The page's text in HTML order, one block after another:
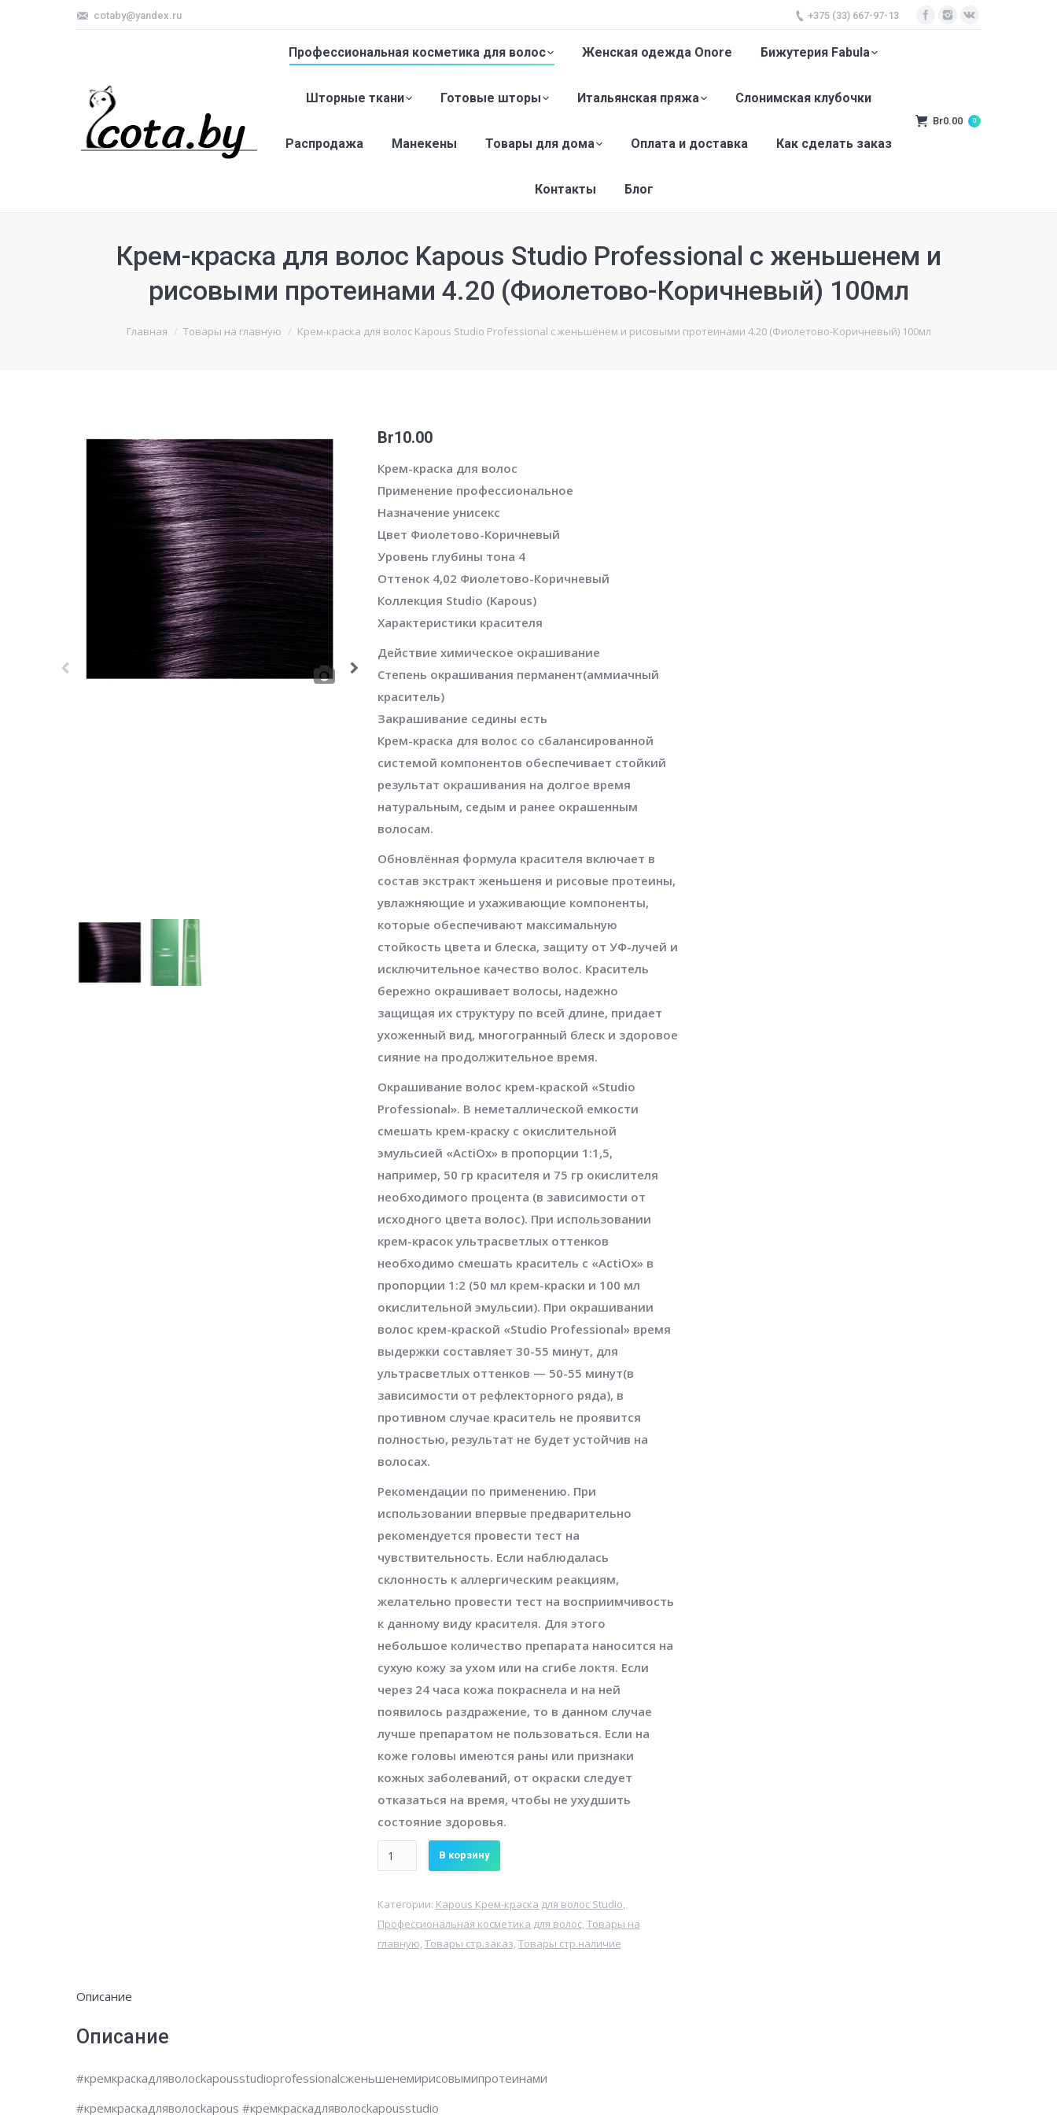
cotaby@yandex.ru +375 (33) 667-97-13
Профессиональная косметика для волос Женская одежда Onore Бижутерия Fabula
Шторные ткани Готовые шторы Итальянская пряжа Слонимская клубочки
Распродажа Манекены Товары для дома Оплата и доставка Как сделать заказ
Контакты Блог
Br0.00 0
Крем-краска для волос Kapous Studio Professional с женьшенем и
рисовыми протеинами 4.20 (Фиолетово-Коричневый) 100мл
Главная Товары на главную Крем-краска для волос Kapous Studio Professional с женьшенем и рисовыми протеинами 4.20 (Фиолетово-Коричневый) 100мл
Br10.00
Крем-краска для волос
Применение профессиональное
Назначение унисекс
Цвет Фиолетово-Коричневый
Уровень глубины тона 4
Оттенок 4,02 Фиолетово-Коричневый
Коллекция Studio (Kapous)
Характеристики красителя
Действие химическое окрашивание
Степень окрашивания перманент(аммиачный
краситель)
Закрашивание седины есть
Крем-краска для волос со сбалансированной
системой компонентов обеспечивает стойкий
результат окрашивания на долгое время
натуральным, седым и ранее окрашенным
волосам.
Обновлённая формула красителя включает в
состав экстракт женьшеня и рисовые протеины,
увлажняющие и ухаживающие компоненты,
которые обеспечивают максимальную
стойкость цвета и блеска, защиту от УФ-лучей и
исключительное качество волос. Краситель
бережно окрашивает волосы, надежно
защищая их структуру по всей длине, придает
ухоженный вид, многогранный блеск и здоровое
сияние на продолжительное время.
Окрашивание волос крем-краской «Studio
Professional». В неметаллической емкости
смешать крем-краску с окислительной
эмульсией «ActiOx» в пропорции 1:1,5,
например, 50 гр красителя и 75 гр окислителя
необходимого процента (в зависимости от
исходного цвета волос). При использовании
крем-красок ультрасветлых оттенков
необходимо смешать краситель с «ActiOx» в
пропорции 1:2 (50 мл крем-краски и 100 мл
окислительной эмульсии). При окрашивании
волос крем-краской «Studio Professional» время
выдержки составляет 30-55 минут, для
ультрасветлых оттенков — 50-55 минут(в
зависимости от рефлекторного ряда), в
противном случае краситель не проявится
полностью, результат не будет устойчив на
волосах.
Рекомендации по применению. При
использовании впервые предварительно
рекомендуется провести тест на
чувствительность. Если наблюдалась
склонность к аллергическим реакциям,
желательно провести тест на восприимчивость
к данному виду красителя. Для этого
небольшое количество препарата наносится на
сухую кожу за ухом или на сгибе локтя. Если
через 24 часа кожа покраснела и на ней
появилось раздражение, то в данном случае
лучше препаратом не пользоваться. Если на
коже головы имеются раны или признаки
кожных заболеваний, от окраски следует
отказаться на время, чтобы не ухудшить
состояние здоровья.
Количество
Крем-
для
волос
В корзину
Категории: Kapous Крем-краска для волос Studio,
Профессиональная косметика для волос, Товары на
главную, Товары стр.заказ, Товары стр.наличие
Описание
Описание
#кремкраскадляволосkapousstudioprofessionalсженьшенемирисовымипротеинами
#кремкраскадляволосkapous #кремкраскадляволосkapousstudio